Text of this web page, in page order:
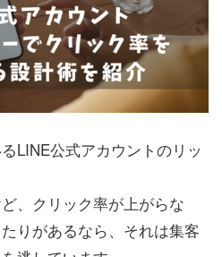
LINE公式アカウントのリッ
、クリック率が上がらな
りがあるなら、それは集客